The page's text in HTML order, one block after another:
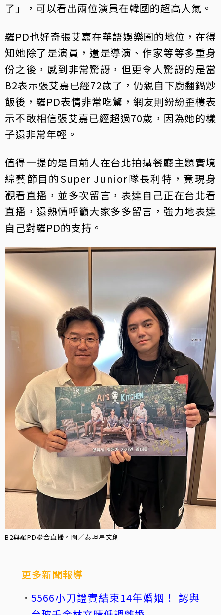
了」，可以看出兩位演員在韓國的超高人氣。
羅PD也好奇張艾嘉在華語娛樂圈的地位，在得
知她除了是演員，還是導演、作家等等多重身
份之後，感到非常驚訝，但更令人驚訝的是當
B2表示張艾嘉已經72歲了，仍親自下廚翻鍋炒
飯後，羅PD表情非常吃驚，網友則紛紛歪樓表
示不敢相信張艾嘉已經超過70歲，因為她的樣
子還非常年輕。
值得一提的是目前人在台北拍攝餐廳主題實境
綜藝節目的Super Junior隊長利特，竟現身
觀看直播，並多次留言，表達自己正在台北看
直播，還熱情呼籲大家多多留言，強力地表達
自己對羅PD的支持。
B2與羅PD聯合直播。圖／泰坦星文創
更多新聞報導
5566小刀證實結束14年婚姻！ 認與